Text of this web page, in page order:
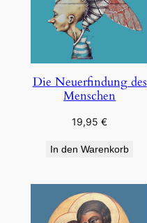
Die Neuerfindung des
Menschen
19,95€
In den Warenkorb